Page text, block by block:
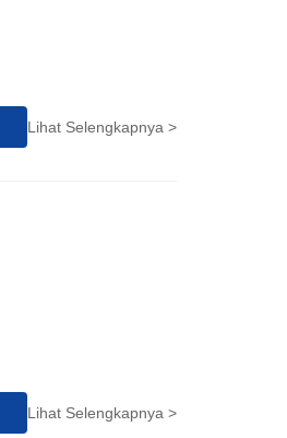
Lihat Selengkapnya >
Lihat Selengkapnya >